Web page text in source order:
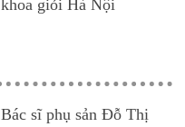
khoa giỏi Hà Nội
Bác sĩ phụ sản Đỗ Thị